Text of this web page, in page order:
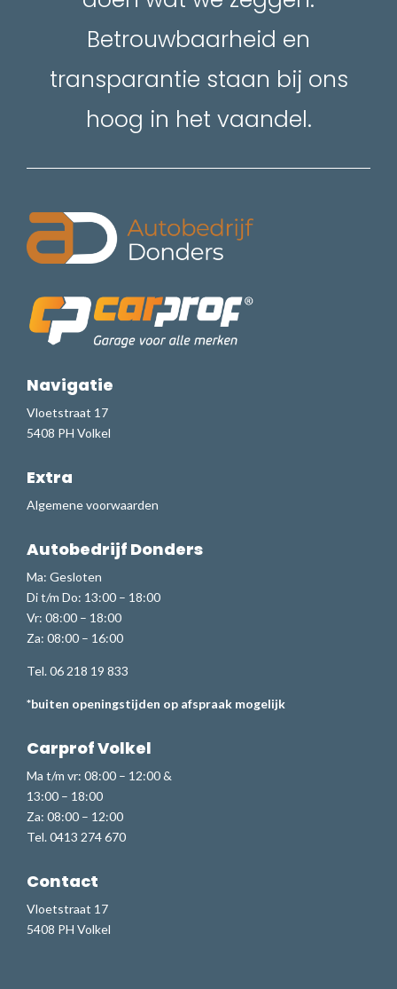
Betrouwbaarheid en
transparantie staan bij ons
hoog in het vaandel.
Navigatie
Vloetstraat 17
5408 PH Volkel
Extra
Algemene voorwaarden
Autobedrijf Donders
Ma: Gesloten
Di t/m Do: 13:00 – 18:00
Vr: 08:00 – 18:00
Za: 08:00 – 16:00
Tel. 06 218 19 833
*buiten openingstijden op afspraak mogelijk
Carprof Volkel
Ma t/m vr: 08:00 – 12:00 &
13:00 – 18:00
Za: 08:00 – 12:00
Tel. 0413 274 670
Contact
Vloetstraat 17
5408 PH Volkel